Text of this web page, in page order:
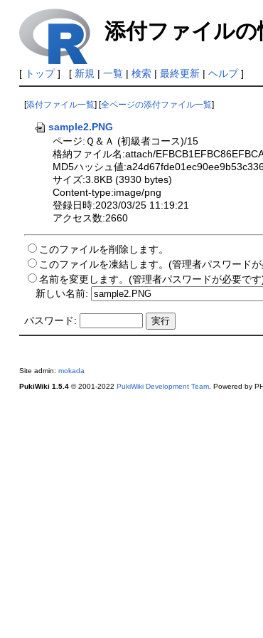
添付ファイルの
[ トップ] [ 新規 | 一覧| 検索| 最終更新| ヘルプ]
[添付ファイル一覧 ] [全ページの添付ファイル一覧
sample2.PNG
ページ:Ｑ＆Ａ (初級者コース)/15
格納ファイル名:attach/
MD5ハッシュ値
サイズ:3.8KB (3930 bytes)
Content-type:image/png
登録日時:2023/03/25 11:19:21
アクセス数:2660
このファイルを削除します。
このファイルを凍結します。(管理者パスワード
名前を変更します。(管理者パスワードが必要です
新しい名前:
パスワード:
Site admin: mokada
PukiWiki 1.5.4© 2001-2022 PukiWiki Development Team. Powered by